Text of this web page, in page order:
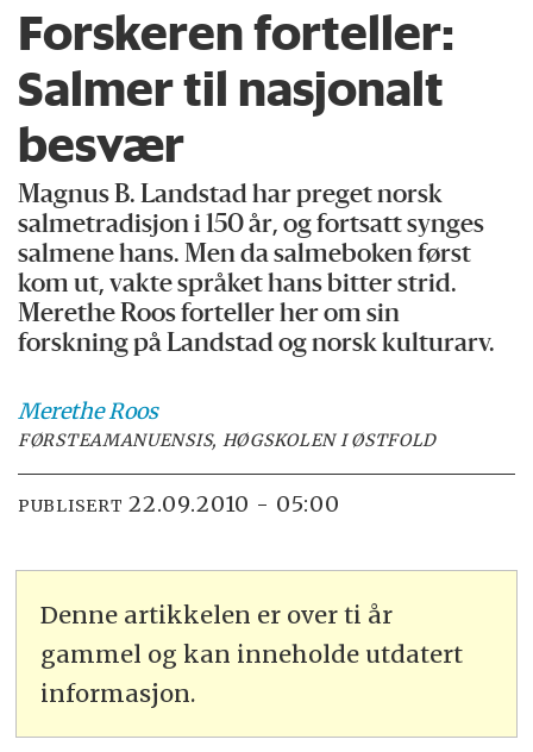
Forskeren forteller:
Salmer til nasjonalt
besvær
Magnus B. Landstad har preget norsk
salmetradisjon i 150 år, og fortsatt synges
salmene hans. Men da salmeboken først
kom ut, vakte språket hans bitter strid.
Merethe Roos forteller her om sin
forskning på Landstad og norsk kulturarv.
MeretheRoos
FØRSTEAMANUENSIS, HØGSKOLEN I ØSTFOLD
PUBLISERT 22.09.2010 - 05:00
Denne artikkelen er over ti år
gammel og kan inneholde utdatert
informasjon.